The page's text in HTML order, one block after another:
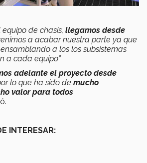
de chasis, llegamos desde
a acabar nuestra parte ya que
a los los subsistemas
a cada equipo”
adelante el proyecto desde
lo que ha sido de mucho
valor para todos
INTERESAR: